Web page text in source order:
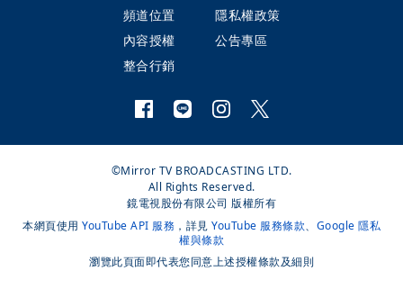
頻道位置
隱私權政策
內容授權
公告專區
整合行銷
©Mirror TV BROADCASTING LTD.
All Rights Reserved.
鏡電視股份有限公司 版權所有
本網頁使用 YouTube API 服務 ，詳見 YouTube 服務條款、 Google 隱私
權與條款
瀏覽此頁面即代表您同意上述授權條款及細則